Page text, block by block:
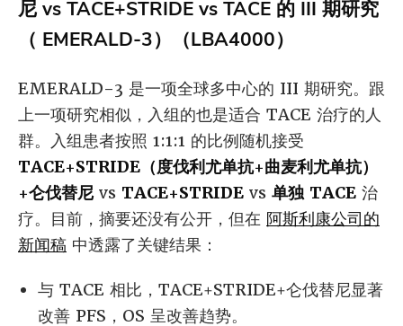
尼 vs TACE+STRIDE vs TACE 的 III 期研究
（ EMERALD-3）（LBA4000）
EMERALD-3 是一项全球多中心的 III 期研究。跟
上一项研究相似，入组的也是适合 TACE 治疗的人
群。入组患者按照 1:1:1 的比例随机接受
TACE+STRIDE（度伐利尤单抗+曲麦利尤单抗）
+仑伐替尼vs TACE+STRIDE vs 单独 TACE 治
疗。目前，摘要还没有公开，但在 阿斯利康公司的
新闻稿 中透露了关键结果：
与 TACE 相比，TACE+STRIDE+仑伐替尼显著
改善 PFS，OS 呈改善趋势。